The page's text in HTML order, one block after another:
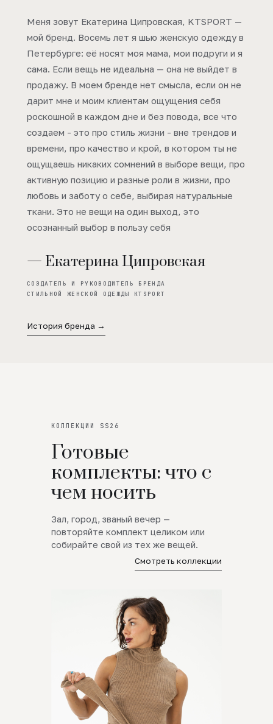
Меня зовут Екатерина Ципровская, KTSPORT —
мой бренд. Восемь лет я шью женскую одежду в
Петербурге: её носят моя мама, мои подруги и я
сама. Если вещь не идеальна — она не выйдет в
продажу. В моем бренде нет смысла, если он не
дарит мне и моим клиентам ощущения себя
роскошной в каждом дне и без повода, все что
создаем - это про стиль жизни - вне трендов и
времени, про качество и крой, в котором ты не
ощущаешь никаких сомнений в выборе вещи, про
активную позицию и разные роли в жизни, про
любовь и заботу о себе, выбирая натуральные
ткани. Это не вещи на один выход, это
осознанный выбор в пользу себя
— Екатерина Ципровская
СОЗДАТЕЛЬ И РУКОВОДИТЕЛЬ БРЕНДА
СТИЛЬНОЙ ЖЕНСКОЙ ОДЕЖДЫ KTSPORT
История бренда →
КОЛЛЕКЦИИ SS26
Готовые
комплекты: что с
чем носить
Зал, город, званый вечер —
повторяйте комплект целиком или
собирайте свой из тех же вещей.
Смотреть коллекции